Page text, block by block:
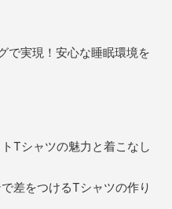
で実現！安心な睡眠環境を
Tシャツの魅力と着こなし
差をつけるTシャツの作り